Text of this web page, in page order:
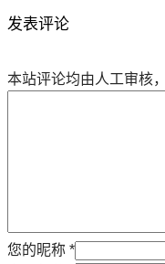
发表评论
本站评论均由人工审核
您的昵称 *